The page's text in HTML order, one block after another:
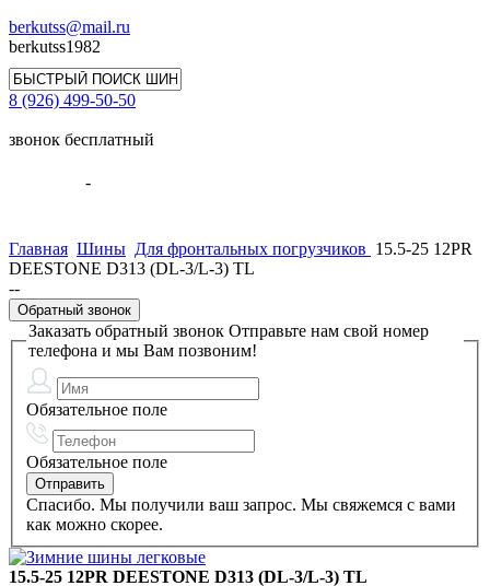
berkutss@mail.ru
berkutss1982
8 (926) 499-50-50
звонок бесплатный
-
Главная Шины Для фронтальных погрузчиков 15.5-25 12PR
DEESTONE D313 (DL-3/L-3) TL
--
Обратный звонок
Заказать обратный звонок Отправьте нам свой номер
телефона и мы Вам позвоним!
Обязательное поле
Обязательное поле
Спасибо. Мы получили ваш запрос. Мы свяжемся с вами
как можно скорее.
15.5-25 12PR DEESTONE D313 (DL-3/L-3) TL